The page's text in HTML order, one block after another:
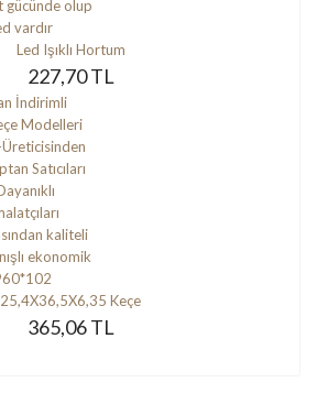
Led Işıklı Hortum
227,70 TL
25,4X36,5X6,35 Keçe
365,06 TL